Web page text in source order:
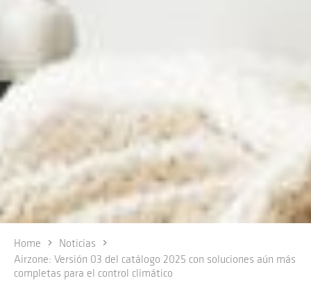
Home
Noticias
Airzone: Versión 03 del catálogo 2025 con soluciones aún más
completas para el control climático